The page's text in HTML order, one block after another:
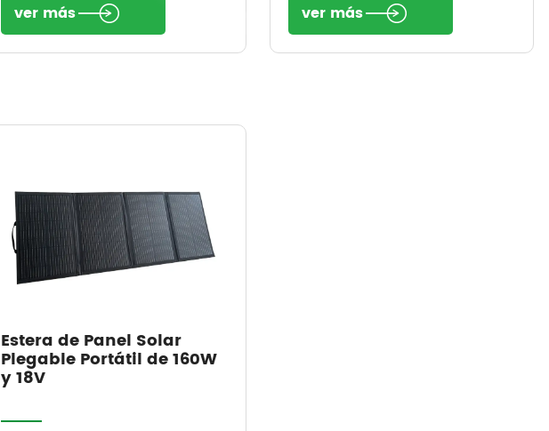
ver más ver más
Estera de Panel Solar
Plegable Portátil de 160W
y 18V